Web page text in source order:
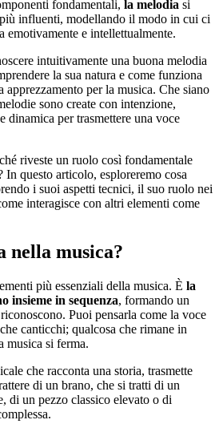
fondamentali, la melodia si
influenti, modellando il modo in cui ci
emotivamente e intellettualmente.
intuitivamente una buona melodia
la sua natura e come funziona
apprezzamento per la musica. Che siano
sono create con intenzione,
dinamica per trasmettere una voce
riveste un ruolo così fondamentale
In questo articolo, esploreremo cosa
i suoi aspetti tecnici, il suo ruolo nei
interagisce con altri elementi come
nella musica?
più essenziali della musica. È la
insieme in sequenza, formando un
Puoi pensarla come la voce
canticchi; qualcosa che rimane in
musica si ferma.
che racconta una storia, trasmette
di un brano, che si tratti di un
di un pezzo classico elevato o di